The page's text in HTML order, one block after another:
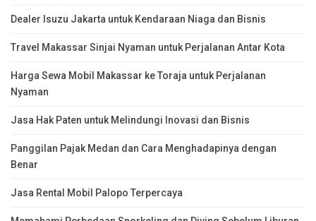
Dealer Isuzu Jakarta untuk Kendaraan Niaga dan Bisnis
Travel Makassar Sinjai Nyaman untuk Perjalanan Antar Kota
Harga Sewa Mobil Makassar ke Toraja untuk Perjalanan
Nyaman
Jasa Hak Paten untuk Melindungi Inovasi dan Bisnis
Panggilan Pajak Medan dan Cara Menghadapinya dengan
Benar
Jasa Rental Mobil Palopo Terpercaya